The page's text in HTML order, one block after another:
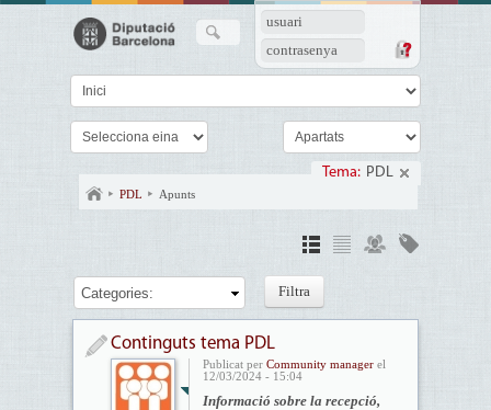
usuari
contrasenya
Tema: PDL
PDL Apunts
Categories:
Continguts tema PDL
Publicat per Community managerel
12/03/2024 - 15:04
Informació sobre la recepció,